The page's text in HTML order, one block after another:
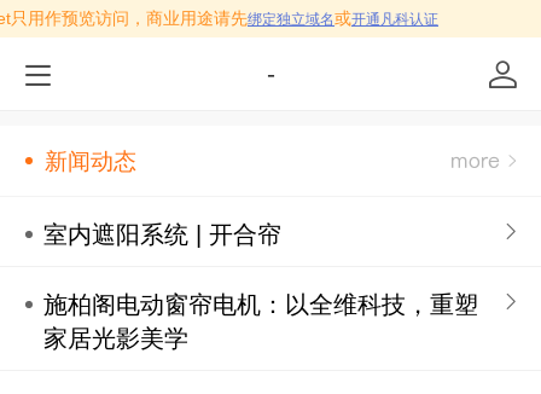
用作预览访问，商业用途请先绑定独立域名或开通凡科认证
-
新闻动态
室内遮阳系统 | 开合帘
施柏阁电动窗帘电机：以全维科技，重塑
家居光影美学